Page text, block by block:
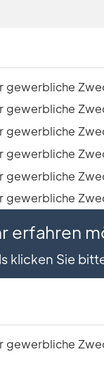
erfahren
klicken Sie